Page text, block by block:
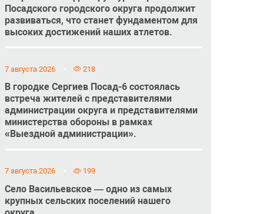
Посадского городского округа продолжит
развиваться, что станет фундаментом для
высоких достижений наших атлетов.
7 августа 2026 218
В городке Сергиев Посад-6 состоялась
встреча жителей с представителями
администрации округа и представителями
министерства обороны в рамках
«Выездной администрации».
7 августа 2026 199
Село Васильевское — одно из самых
крупных сельских поселений нашего